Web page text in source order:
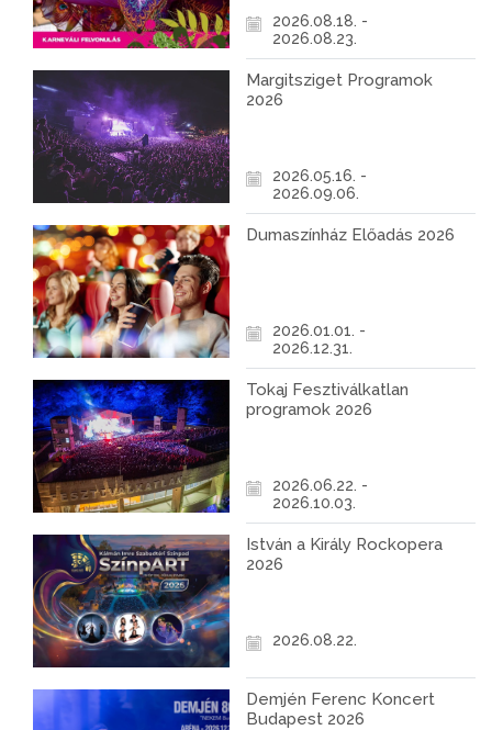
2026.08.18. -
2026.08.23.
Margitsziget Programok
2026
2026.05.16. -
2026.09.06.
Dumaszínház Előadás 2026
2026.01.01. -
2026.12.31.
Tokaj Fesztiválkatlan
programok 2026
2026.06.22. -
2026.10.03.
István a Király Rockopera
2026
2026.08.22.
Demjén Ferenc Koncert
Budapest 2026